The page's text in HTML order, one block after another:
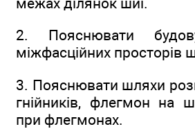
2. Пояснювати
міжфасційних просторів
3. Пояснювати шляхи
гнійників, флегмон на
при флегмонах.